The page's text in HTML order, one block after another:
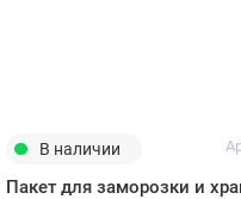
В наличии
Пакет для заморозки и